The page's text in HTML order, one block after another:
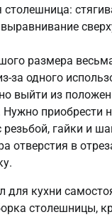
выравнивание
размера
за одного
выйти из
Нужно приобрести
гайки и
отверстия в